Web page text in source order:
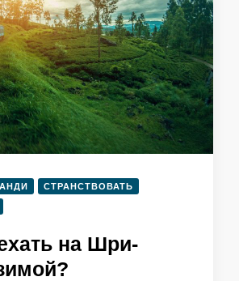
СТРАНСТВОВАТЬ
на Шри-